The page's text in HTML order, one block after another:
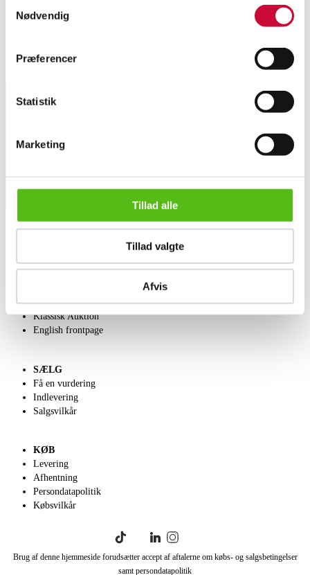
Nødvendig
Præferencer
Statistik
Marketing
Tillad alle
Tillad valgte
Afvis
Kaare Klint for Rud. Rasmussen (1888-1954): Safaristol med s...
Kaare Klint for Rud. Rasmussen (1888-1954): Safaristol med stel af ask.
Udspændt i sæde, ryg og armlæn med kraftigt patineret skind. Nogen
OM OS
Velgørenhed
Klassisk Auktion
English frontpage
SÆLG
Få en vurdering
Indlevering
Salgsvilkår
KØB
Levering
Afhentning
Persondatapolitik
Købsvilkår
Brug af denne hjemmeside forudsætter accept af aftalerne om købs- og salgsbetingelser
samt persondatapolitik